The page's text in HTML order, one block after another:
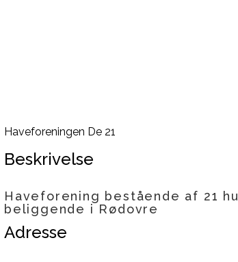
Haveforeningen De 21
Beskrivelse
Haveforening bestående af 21
beliggende i Rødovre
Adresse